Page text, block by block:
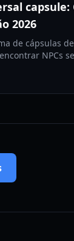
2026
de cápsulas
NPCs